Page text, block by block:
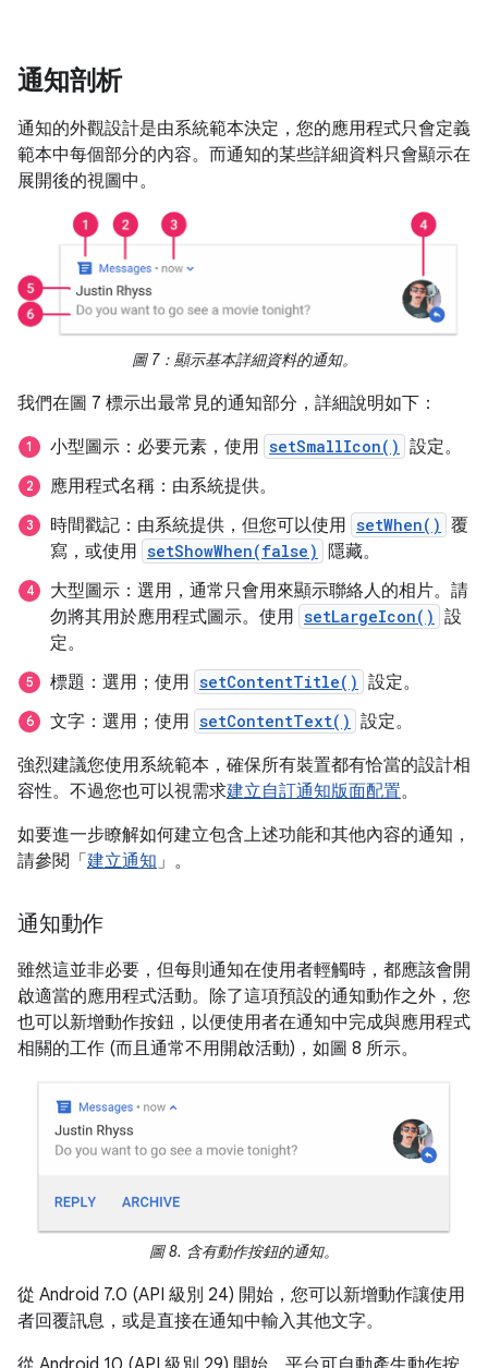
通知剖析
通知的外觀設計是由系統範本決定，您的應用程式只會定義
範本中每個部分的內容。而通知的某些詳細資料只會顯示在
展開後的視圖中。
圖 7：顯示基本詳細資料的通知。
我們在圖 7 標示出最常見的通知部分，詳細說明如下：
小型圖示：必要元素，使用 setSmallIcon() 設定。
應用程式名稱：由系統提供。
時間戳記：由系統提供，但您可以使用 setWhen() 覆
寫，或使用 setShowWhen(false)
隱藏。
大型圖示：選用，通常只會用來顯示聯絡人的相片。請
勿將其用於應用程式圖示。使用 setLargeIcon() 設
定。
標題：選用；使用 setContentTitle() 設定。
文字：選用；使用 setContentText() 設定。
強烈建議您使用系統範本，確保所有裝置都有恰當的設計相
容性。不過您也可以視需求建立自訂通知版面配置。
如要進一步瞭解如何建立包含上述功能和其他內容的通知，
請參閱「建立通知 」。
通知動作
雖然這並非必要，但每則通知在使用者輕觸時，都應該會開
啟適當的應用程式活動。除了這項預設的通知動作之外，您
也可以新增動作按鈕，以便使用者在通知中完成與應用程式
相關的工作 (而且通常不用開啟活動)，如圖 8 所示。
圖 8. 含有動作按鈕的通知。
從 Android 7.0 (API 級別 24) 開始，您可以新增動作讓使用
者回覆訊息，或是直接在通知中輸入其他文字。